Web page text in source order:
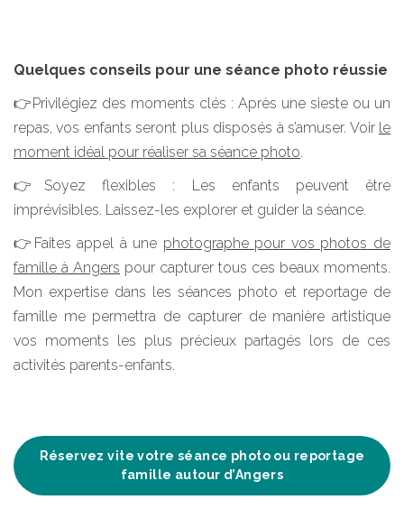
Quelques conseils pour une séance photo réussie
👉Privilégiez des moments clés : Après une sieste ou un
repas, vos enfants seront plus disposés à s’amuser. Voir le
moment idéal pour réaliser sa séance photo
👉Soyez flexibles : Les enfants peuvent être
imprévisibles. Laissez-les explorer et guider la séance.
👉Faites appel à une photographe pour vos photos de
famille à Angers pour capturer tous ces beaux moments.
Mon expertise dans les séances photo et reportage de
famille me permettra de capturer de manière artistique
vos moments les plus précieux partagés lors de ces
activités parents-enfants.
Réservez vite votre séance photo ou reportage
famille autour d’Angers